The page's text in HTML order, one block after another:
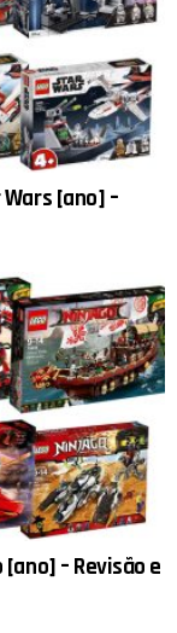
Wars [ano] –
[ano] – Revisão e